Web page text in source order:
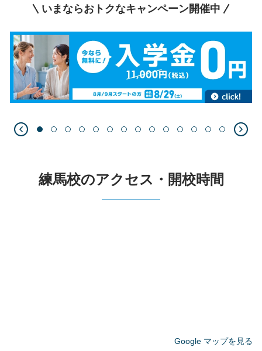
いまならおトクなキャンペーン開催中
練馬校のアクセス・開校時間
Google マップを見る